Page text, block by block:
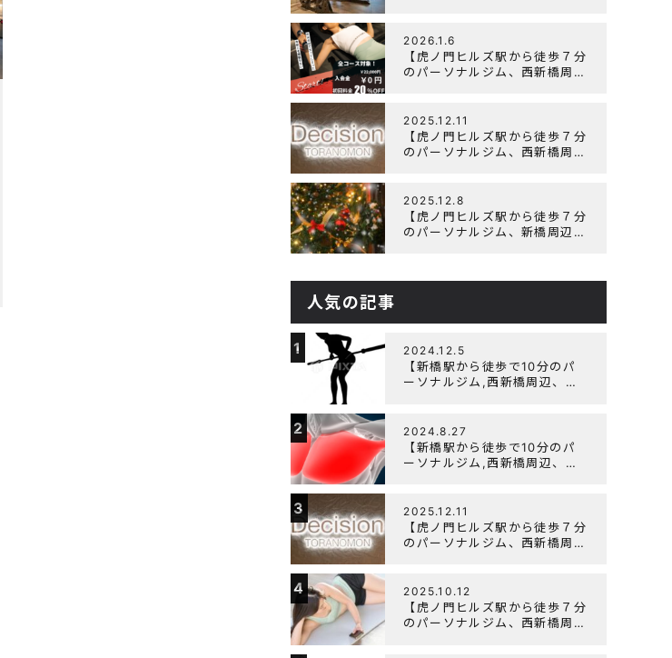
トレーニング記事の監修をしま
した
2026.1.6
【虎ノ門ヒルズ駅から徒歩７分
のパーソナルジム、西新橋周
ャンペーン実施します！
2025.12.11
【虎ノ門ヒルズ駅から徒歩７分
のパーソナルジム、西新橋周
について
2025.12.8
【虎ノ門ヒルズ駅から徒歩７分
のパーソナルジム、新橋周辺、
ーン実施中です！
人気の記事
1 2024.12.5
【新橋駅から徒歩で10分のパ
ーソナルジム,西新橋周辺、虎
者編】胸トレで背中が筋肉痛に
なるのはなぜか？
2 2024.8.27
【新橋駅から徒歩で10分のパ
ーソナルジム,西新橋周辺、虎
よく鍛えるメニュー構成につい
て
3 2025.12.11
【虎ノ門ヒルズ駅から徒歩７分
のパーソナルジム、西新橋周
について
4 2025.10.12
【虎ノ門ヒルズ駅から徒歩７分
のパーソナルジム、西新橋周